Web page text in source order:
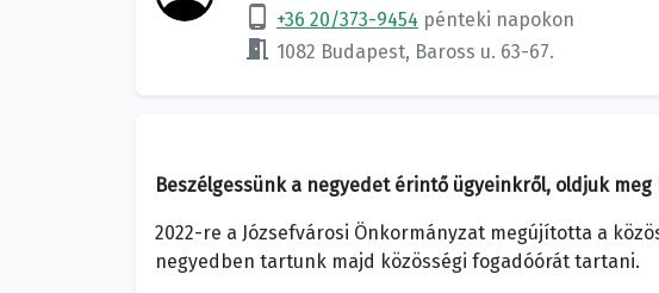
phone_android +36 20/373-9454 pénteki napokon
meeting_room 1082 Budapest, Baross u. 63-67.
Beszélgessünk a negyedet érintő ügyeinkről, oldjuk
2022-re a Józsefvárosi Önkormányzat megújította a
negyedben tartunk majd közösségi fogadóórát tartani.